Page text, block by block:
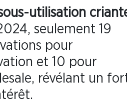
utilisation
seulement 19
pour
et 10 pour
révélant un